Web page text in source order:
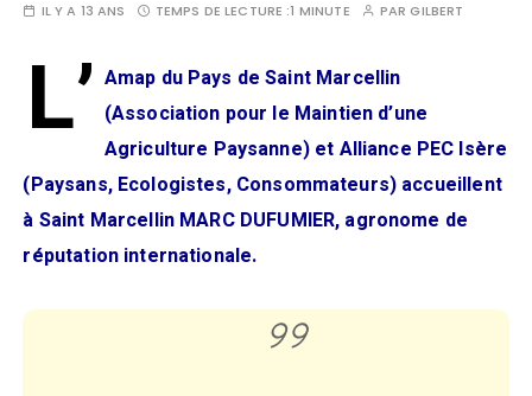
IL Y A 13 ANS TEMPS DE LECTURE :1 MINUTE PARGILBERT
L’ Amap du Pays de Saint Marcellin
(Association pour le Maintien d’une
Agriculture Paysanne) et Alliance PEC Isère
(Paysans, Ecologistes, Consommateurs) accueillent
à Saint Marcellin MARC DUFUMIER, agronome de
réputation internationale.